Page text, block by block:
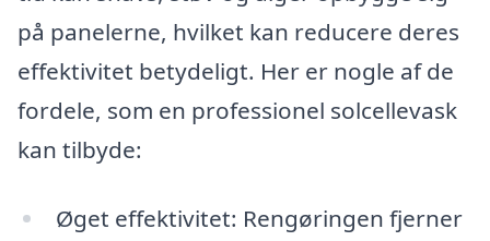
på panelerne, hvilket kan reducere deres
effektivitet betydeligt. Her er nogle af de
fordele, som en professionel solcellevask
kan tilbyde:
Øget effektivitet: Rengøringen fjerner